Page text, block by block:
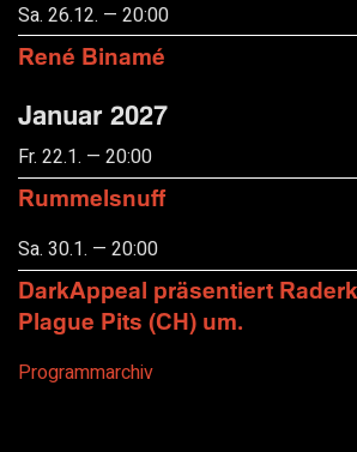
Sa. 26.12. — 20:00
René Binamé
Januar 2027
Fr. 22.1. — 20:00
Rummelsnuff
Sa. 30.1. — 20:00
DarkAppeal präsentiert
Plague Pits (CH) um.
Programmarchiv